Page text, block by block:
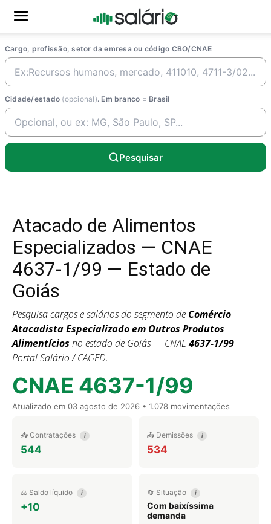
Cargo, profissão, setor da emresa ou código CBO/CNAE
Cidade/estado (opcional). Em branco = Brasil
Pesquisar
Atacado de Alimentos
Especializados — CNAE
4637-1/99 — Estado de
Goiás
Pesquisa cargos e salários do segmento de Comércio
Atacadista Especializado em Outros Produtos
Alimentícios no estado de Goiás — CNAE4637-1/99—
Portal Salário / CAGED.
CNAE 4637-1/99
Atualizado em 03 agosto de 2026 • 1.078 movimentações
📥 Contratações i
544
📤 Demissões i
534
⚖️ Saldo líquido i
+10
🔄 Situação i
Com baixíssima
demanda